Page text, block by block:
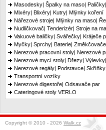
Masodesky| Špalky na maso|
Mixéry| Blixéry| Kutry| Mlýnky koření
Nářezové stroje| Mlýnky na maso|
Nudličkovač| Tenderizér| Stroje na
Vakuové baličky| Svářečky| Kráječe
Myčky| Sprchy| Baterie|
Nerezové pracovní stoly| Nerezové
Nerezové mycí stoly| Dřezy|
Nerezové regály| Podstavce|
Transportní vozíky
Nerezové digestoře| Odsavače par
Cateringové stoly VERLO
Copyright © 2010 - 2026 Walk.cz